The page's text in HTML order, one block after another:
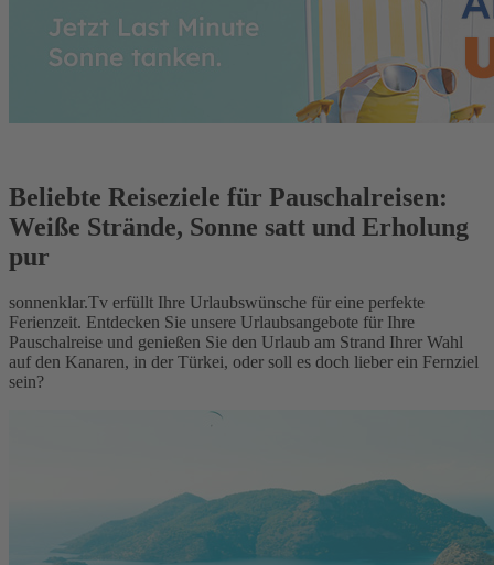
Beliebte Reiseziele für Pauschalreisen:
Weiße Strände, Sonne satt und Erholung
pur
sonnenklar.Tv erfüllt Ihre Urlaubswünsche für eine perfekte
Ferienzeit. Entdecken Sie unsere Urlaubsangebote für Ihre
Pauschalreise und genießen Sie den Urlaub am Strand Ihrer Wahl
auf den Kanaren, in der Türkei, oder soll es doch lieber ein Fernziel
sein?